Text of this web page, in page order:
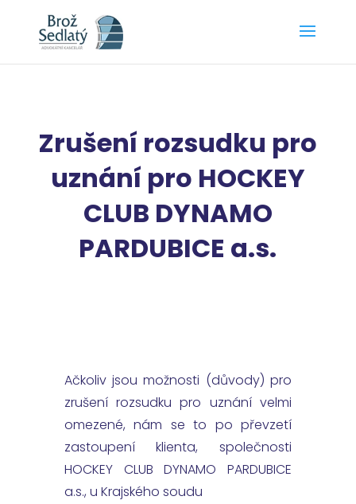
Zrušení rozsudku pro
uznání pro HOCKEY
CLUB DYNAMO
PARDUBICE a.s.
Ačkoliv jsou možnosti (důvody) pro
zrušení rozsudku pro uznání velmi
omezené, nám se to po převzetí
zastoupení klienta, společnosti
HOCKEY CLUB DYNAMO PARDUBICE
a.s., u Krajského soudu